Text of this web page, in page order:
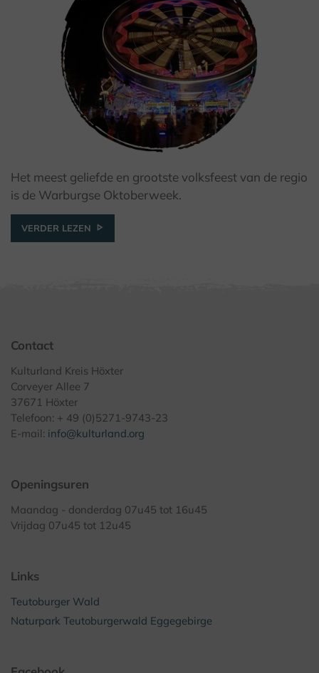
Het meest geliefde en grootste volksfeest van de regio
is de Warburgse Oktoberweek.
VERDER LEZEN
Contact
Kulturland Kreis Höxter
Corveyer Allee 7
37671 Höxter
Telefoon: + 49 (0)5271-9743-23
E-mail: info@kulturland.org
Openingsuren
Maandag - donderdag 07u45 tot 16u45
Vrijdag 07u45 tot 12u45
Links
Teutoburger Wald
Naturpark Teutoburgerwald Eggegebirge